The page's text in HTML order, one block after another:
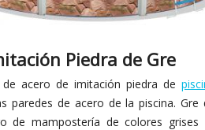
Piedra de Gre
acero de imitación piedra de
paredes de acero de la piscina.
de mampostería de colores grises